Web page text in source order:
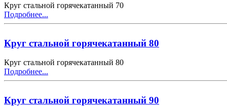
Круг стальной горячекатанный 70
Подробнее...
Круг стальной горячекатанный 80
Круг стальной горячекатанный 80
Подробнее...
Круг стальной горячекатанный 90